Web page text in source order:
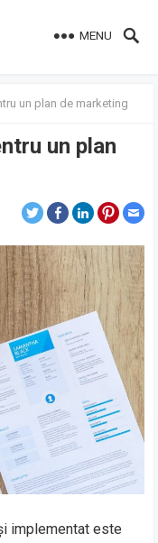
MENU
un plan de marketing
un plan
implementat este